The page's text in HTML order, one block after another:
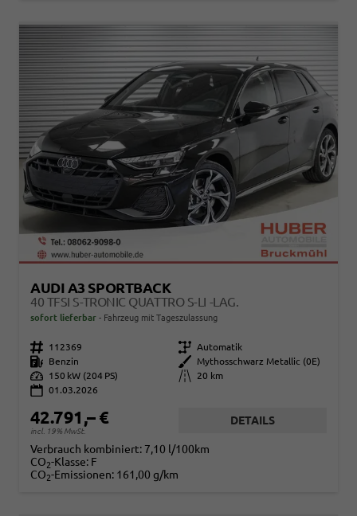
AUDI A3 SPORTBACK
40 TFSI S-TRONIC QUATTRO S-LI -LAG.
sofort lieferbar Fahrzeug mit Tageszulassung
Fahrzeugnr. 112369 Getriebe Automatik
Kraftstoff
Benzin Außenfarbe
Mythosschwarz Metallic (0E)
Leistung
150 kW (204 PS) Kilometerstand
20 km
01.03.2026
42.791,– €
incl. 19% MwSt.
DETAILS
Verbrauch kombiniert: 7,10 l/100km
CO2-Klasse: F
CO2-Emissionen: 161,00 g/km